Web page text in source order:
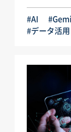
#AI
#データ活用